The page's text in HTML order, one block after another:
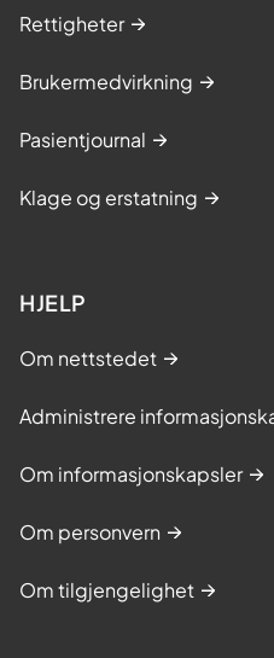
Rettigheter
Brukermedvirkning
Pasientjournal
Klage og erstatning
HJELP
Om nettstedet
Administrere
Om informasjonskapsler
Om personvern
Om tilgjengelighet